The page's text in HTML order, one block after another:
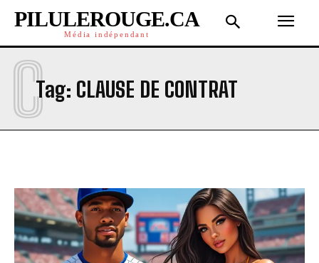
PILULEROUGE.CA
Média indépendant
Tag: CLAUSE DE CONTRAT
C